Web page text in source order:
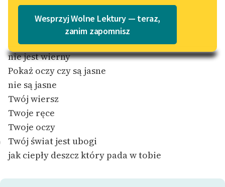
Lektury szkolne i klasyka
literatury do słuchania dla
uczennic i uczniów z
niepełnosprawnościami
E-kolekcja lektur
szkolnych i literatury do
słuchania dla uczennic i
uczniów z
niepełnosprawnościami
Feministyczne inspiracje.
skandynawskiej literatury
Katalog w formacie PDF
Wesprzyj Wolne Lektury — teraz,
zanim zapomnisz
Pokaż ręce czy są czyste
Pokaż wiersz czy jest wierny
nie jest wierny
Pokaż oczy czy są jasne
nie są jasne
Twój wiersz
Twoje ręce
Twoje oczy
Twój świat jest ubogi
jak ciepły deszcz który pada w tobie